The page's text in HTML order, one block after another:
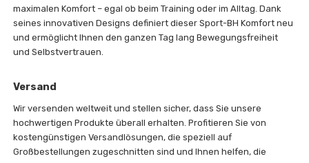
maximalen Komfort – egal ob beim Training oder im Alltag. Dank
seines innovativen Designs definiert dieser Sport-BH Komfort neu
und ermöglicht Ihnen den ganzen Tag lang Bewegungsfreiheit
und Selbstvertrauen.
Versand
Wir versenden weltweit und stellen sicher, dass Sie unsere
hochwertigen Produkte überall erhalten. Profitieren Sie von
kostengünstigen Versandlösungen, die speziell auf
Großbestellungen zugeschnitten sind und Ihnen helfen, die